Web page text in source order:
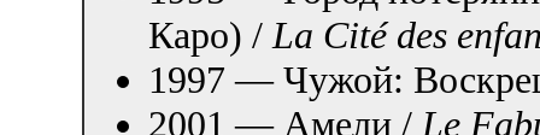
Каро) / La Cité des
1997 — Чужой:
2001 — Амели / Le